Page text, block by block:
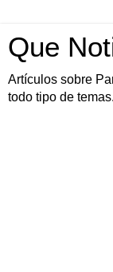
Que
Artículos sobre
todo tipo de temas.